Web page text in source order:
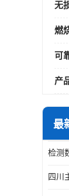
无
燃
可
产
最
检测